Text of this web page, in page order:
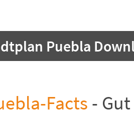
Puebla
Facts -